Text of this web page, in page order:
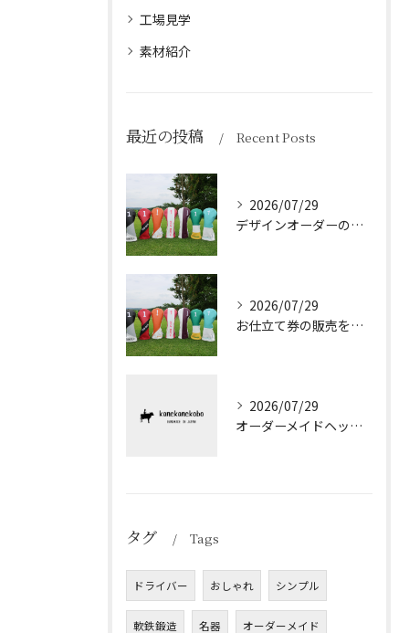
工場見学
素材紹介
最近の投稿 Recent Posts
2026/07/29
デザインオーダーの概要をご案内します。
2026/07/29
お仕立て券の販売を始めました。
2026/07/29
オーダーメイドヘッドカバー カラーオーダーの方法
タグ Tags
ドライバー おしゃれ シンプル
軟鉄鍛造 名器 オーダーメイド